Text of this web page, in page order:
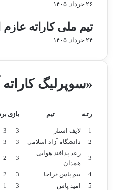
ر
ه
۲۶ خرداد, ۱۴۰۵
تیم ملی کاراته
۲۴ خرداد, ۱۴۰۵
«سوپرلیگ کاراته
رتبه تیم بازی
1
لایف استار 3
3
2
دانشگاه آزاد اسلامی 3
3
3
رعد پدافند هوایی
همدان
3
2
4 تیم پاس فراجا 3
2
5
امید پاس 3
1